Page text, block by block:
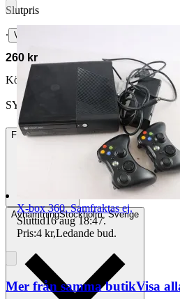
Slutpris
∙ Visa bud
260 kr
Köparskydd är valfritt hos företag.
SYS49152 vann auktionen
Frakt84 kr DSV
AvhämtningStockholm, Sverige
X-box 360. Samfraktas ej.
Sluttid16 aug 18:47.
Pris:4 kr,Ledande bud.
Mer från samma butikVisa